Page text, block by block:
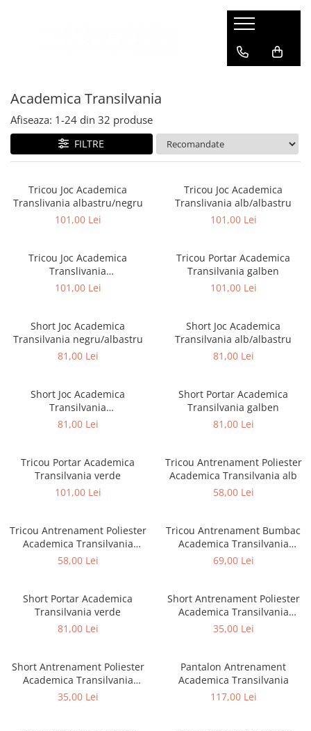
Academica Transilvania
Afiseaza: 1-24 din 32 produse
FILTRE
Tricou Joc Academica
Translivania albastru/negru
101,00 Lei
Tricou Joc Academica
Translivania alb/albastru
101,00 Lei
Tricou Joc Academica
Translivania
galben/portocaliu
101,00 Lei
Tricou Portar Academica
Transilvania galben
101,00 Lei
Short Joc Academica
Transilvania negru/albastru
81,00 Lei
Short Joc Academica
Transilvania alb/albastru
81,00 Lei
Short Joc Academica
Transilvania
galben/portocaliu
81,00 Lei
Short Portar Academica
Transilvania galben
81,00 Lei
Tricou Portar Academica
Transilvania verde
101,00 Lei
Tricou Antrenament Poliester
Academica Transilvania alb
58,00 Lei
Tricou Antrenament Poliester
Academica Transilvania
albastru
58,00 Lei
Tricou Antrenament Bumbac
Academica Transilvania
albastru
69,00 Lei
Short Portar Academica
Transilvania verde
81,00 Lei
Short Antrenament Poliester
Academica Transilvania
Negru
35,00 Lei
Short Antrenament Poliester
Academica Transilvania
albastru
35,00 Lei
Pantalon Antrenament
Academica Transilvania
117,00 Lei